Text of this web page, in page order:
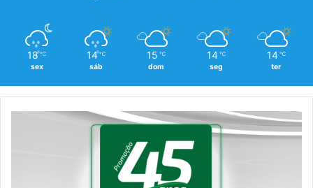
18 ℃
sex
14 ℃
sáb
15 ℃
dom
14 ℃
seg
14 ℃
ter